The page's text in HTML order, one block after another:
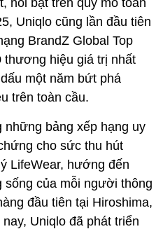
Uniqlo cũng lần đầu tiên
BrandZ Global Top
thương hiệu giá trị nhất
một năm bứt phá
trên toàn cầu.
bảng xếp hạng uy
cho sức thu hút
LifeWear, hướng đến
của mỗi người thông
đầu tiên tại Hiroshima,
Uniqlo đã phát triển